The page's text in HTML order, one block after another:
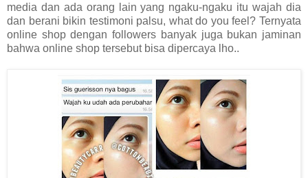
media dan ada orang lain yang ngaku-ngaku itu wajah dia
dan berani bikin testimoni palsu, what do you feel? Ternyata
online shop dengan followers banyak juga bukan jaminan
bahwa online shop tersebut bisa dipercaya lho..